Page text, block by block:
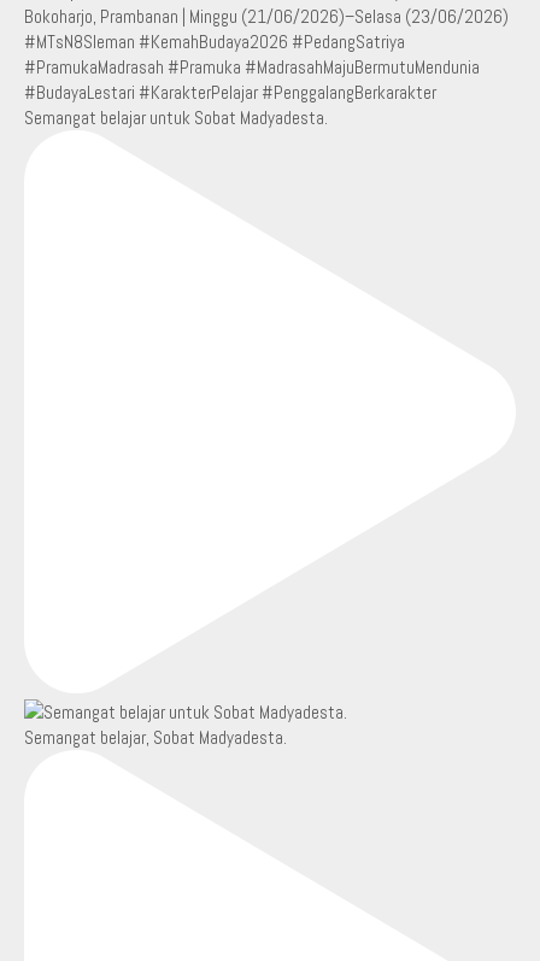
Semangat belajar untuk Sobat Madyadesta.
Semangat belajar, Sobat Madyadesta.